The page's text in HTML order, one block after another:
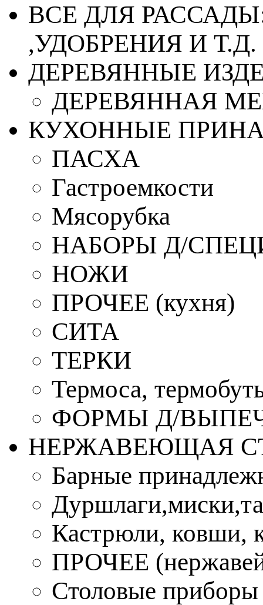
ВСЕ ДЛЯ
,УДОБРЕНИЯ И Т.Д.
ДЕРЕВЯННЫЕ
ДЕРЕВЯННАЯ
КУХОННЫЕ
ПАСХА
Гастроемкости
Мясорубка
НАБОРЫ Д/
НОЖИ
ПРОЧЕЕ (кухня)
СИТА
ТЕРКИ
Термоса,
ФОРМЫ Д/
НЕРЖАВЕЮЩАЯ
Барные
Кастрюли, ковши,
ПРОЧЕЕ
Столовые приборы